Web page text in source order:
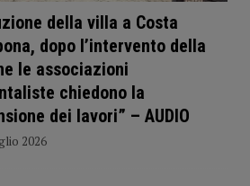
della villa a Costa
dopo l’intervento della
le associazioni
chiedono la
dei lavori” – AUDIO
2026